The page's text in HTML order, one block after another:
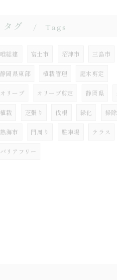
タグ Tags
唯総建 富士市 沼津市 三島市
静岡県東部 植栽管理 庭木剪定
オリーブ オリーブ剪定 静岡県
植栽 芝張り 伐根 緑化 掃除
熱海市 門周り 駐車場 テラス
バリアフリー